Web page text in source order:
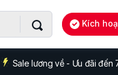
Kích
Sale lương về - Ưu đãi đến